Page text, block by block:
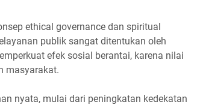
ethical governance dan spiritual
publik sangat ditentukan oleh
efek sosial berantai, karena nilai
masyarakat.
nyata, mulai dari peningkatan kedekatan